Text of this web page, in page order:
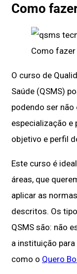
Como
Como fazer
O curso de
Saúde (QSMS)
podendo ser
especialização e
objetivo e perfil
Este curso é
áreas, que
aplicar as
descritos. Os
QSMS são: não
a instituição
como o Quero